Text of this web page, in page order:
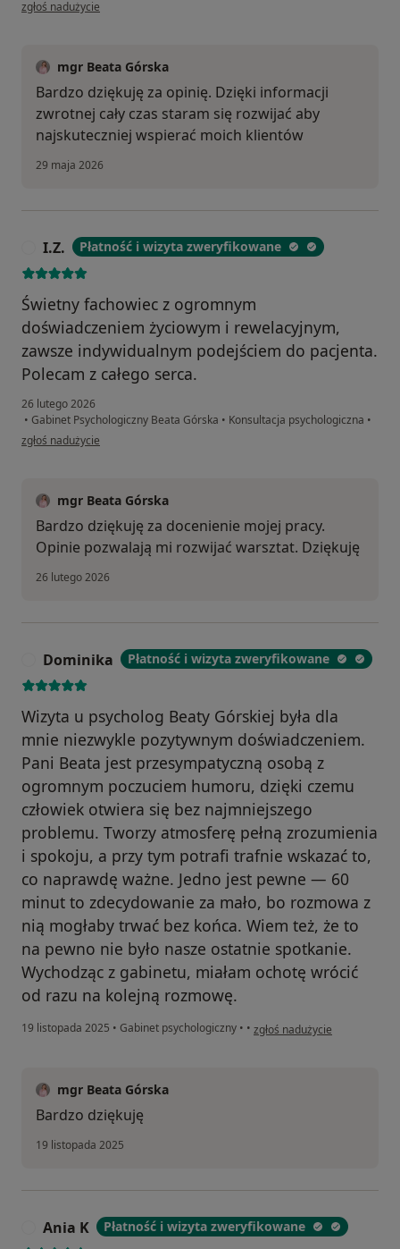
zgłoś nadużycie
mgr Beata Górska
Bardzo dziękuję za opinię. Dzięki informacji
zwrotnej cały czas staram się rozwijać aby
najskuteczniej wspierać moich klientów
29 maja 2026
I.Z. Płatność i wizyta zweryfikowane
Świetny fachowiec z ogromnym
doświadczeniem życiowym i rewelacyjnym,
zawsze indywidualnym podejściem do pacjenta.
Polecam z całego serca.
26 lutego 2026
• Gabinet Psychologiczny Beata Górska • Konsultacja psychologiczna •
w opinii użytkownika I.Z.
zgłoś nadużycie
mgr Beata Górska
Bardzo dziękuję za docenienie mojej pracy.
Opinie pozwalają mi rozwijać warsztat. Dziękuję
26 lutego 2026
Dominika Płatność i wizyta zweryfikowane
Wizyta u psycholog Beaty Górskiej była dla
mnie niezwykle pozytywnym doświadczeniem.
Pani Beata jest przesympatyczną osobą z
ogromnym poczuciem humoru, dzięki czemu
człowiek otwiera się bez najmniejszego
problemu. Tworzy atmosferę pełną zrozumienia
i spokoju, a przy tym potrafi trafnie wskazać to,
co naprawdę ważne. Jedno jest pewne — 60
minut to zdecydowanie za mało, bo rozmowa z
nią mogłaby trwać bez końca. Wiem też, że to
na pewno nie było nasze ostatnie spotkanie.
Wychodząc z gabinetu, miałam ochotę wrócić
od razu na kolejną rozmowę.
19 listopada 2025 • Gabinet psychologiczny • • w opinii użytkownika
zgłoś nadużycie
mgr Beata Górska
Bardzo dziękuję
19 listopada 2025
Ania K Płatność i wizyta zweryfikowane